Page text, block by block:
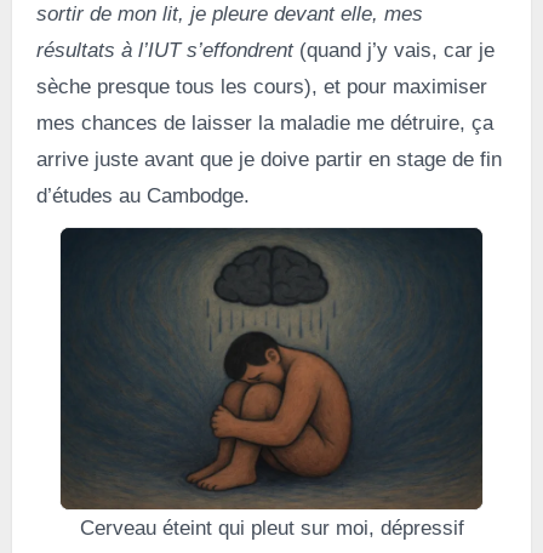
sortir de mon lit, je pleure devant elle, mes
résultats à l’IUT s’effondrent(quand j’y vais, car je
sèche presque tous les cours), et pour maximiser
mes chances de laisser la maladie me détruire, ça
arrive juste avant que je doive partir en stage de fin
d’études au Cambodge.
Cerveau éteint qui pleut sur moi, dépressif